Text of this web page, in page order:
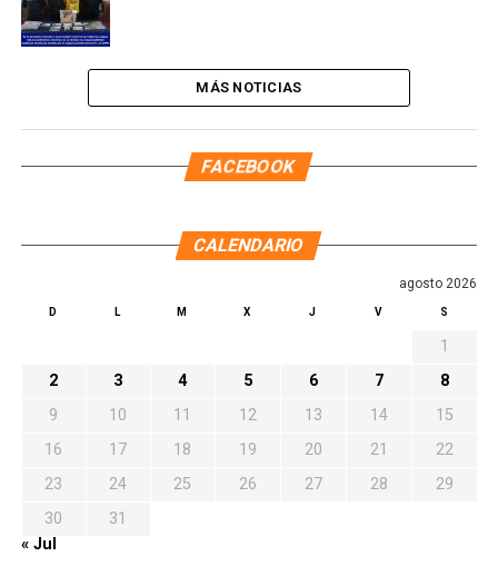
MÁS NOTICIAS
FACEBOOK
CALENDARIO
agosto 2026
D L M X J V S
1
2
3 4 5 6 7
8
9
10 11 12 13 14
15
16
17 18 19 20 21
22
23
24 25 26 27 28
29
30
31
« Jul